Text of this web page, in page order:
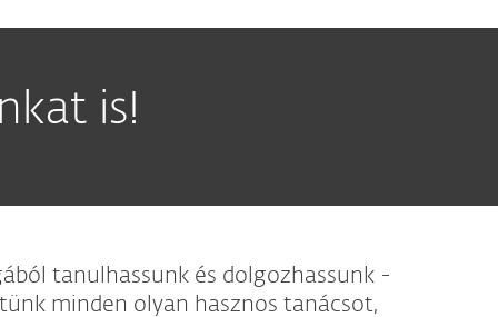
is!
tanulhassunk és dolgozhassunk -
minden olyan hasznos tanácsot,